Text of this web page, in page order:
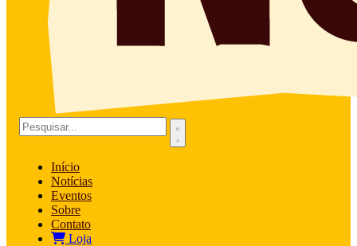
Início
Notícias
Eventos
Sobre
Contato
Loja